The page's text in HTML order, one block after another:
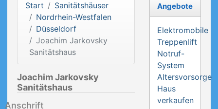
Start
Sanitätshäuser
Nordrhein-Westfalen
Düsseldorf
Joachim Jarkovsky
Sanitätshaus
Joachim Jarkovsky
Sanitätshaus
Anschrift
Angebote
Elektromobile
Treppenlift
Notruf-
System
Altersvorsorge
Haus
verkaufen